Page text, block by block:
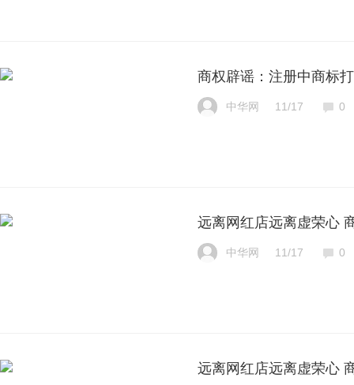
商权辟谣：注册中商标
中华网 11/17 0
远离网红店远离虚荣心
中华网 11/17 0
远离网红店远离虚荣心